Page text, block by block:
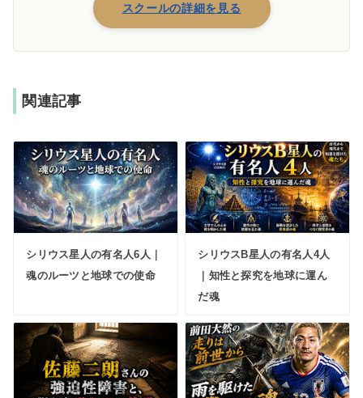
スクールの詳細を見る
関連記事
シリウス星人の有名人6人｜
魂のルーツと地球での使命
シリウスB星人の有名人4人
｜知性と探究を地球に運ん
だ魂